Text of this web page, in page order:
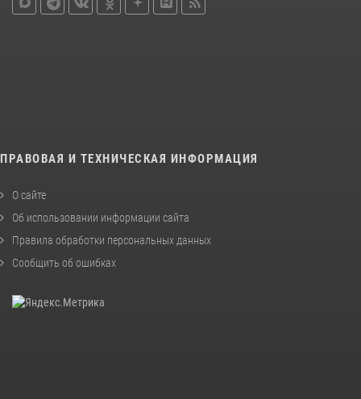
ПРАВОВАЯ И ТЕХНИЧЕСКАЯ ИНФОРМАЦИЯ
О сайте
Об использовании информации сайта
Правила обработки персональных данных
Сообщить об ошибках